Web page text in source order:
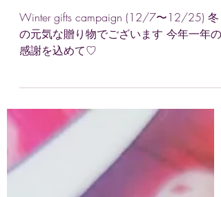
１２月のあれやこれや
Winter gifts campaign (12/7〜12/25) 冬
感謝を込めて♡